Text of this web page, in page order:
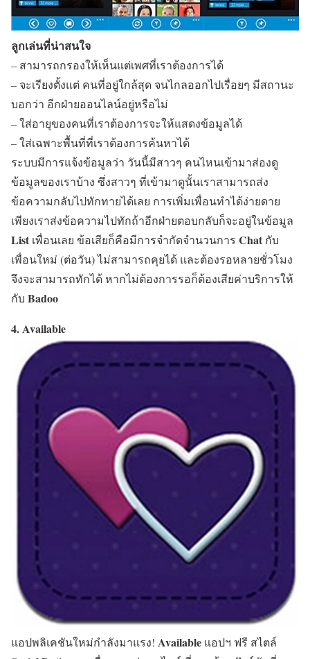
ลูกเล่นที่น่าสนใจ
– สามารถกรองให้เห็นแต่เพศที่เราต้องการได้
– จะเรียงตั้งแต่ คนที่อยู่ใกล้สุด จนไกลออกไปเรื่อยๆ มีสถานะ
บอกว่า อีกฝ่ายออนไลน์อยู่หรือไม่
– ใส่อายุของคนที่เราต้องการจะให้แสดงข้อมูลได้
– ใส่เฉพาะพื้นที่ที่เราต้องการค้นหาได้
ระบบมีการแจ้งข้อมูลว่า วันนี้มีสาวๆ คนไหนเข้ามาส่องดู
ข้อมูลของเราบ้าง ซึ่งสาวๆ ที่เข้ามาดูนั้นเราสามารถส่ง
ข้อความกลับไปทักทายได้เลย การเพิ่มเพื่อนทำได้ง่ายดาย
เพียงเราส่งข้อความไปทักถ้าอีกฝ่ายตอบกลับก็จะอยู่ในข้อมูล
List เพื่อนเลย ข้อเสียก็คือมีการจำกัดจำนวนการ Chat กับ
เพื่อนใหม่ (ต่อวัน) ไม่สามารถคุยได้ และต้องรอหลายชั่วโมง
จึงจะสามารถทักได้ หากไม่ต้องการรอก็ต้องเสียค่าบริการให้
กับ Badoo
4. Available
แอปพลิเคชันใหม่กำลังมาแรง! Available แอปฯ ฟรี สไตล์